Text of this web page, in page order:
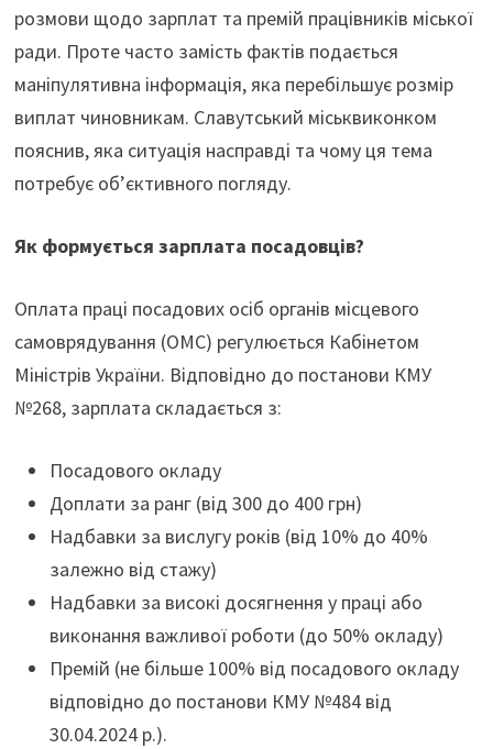
розмови щодо зарплат та премій працівників міської
ради. Проте часто замість фактів подається
маніпулятивна інформація, яка перебільшує розмір
виплат чиновникам. Славутський міськвиконком
пояснив, яка ситуація насправді та чому ця тема
потребує об’єктивного погляду.
Як формується зарплата посадовців?
Оплата праці посадових осіб органів місцевого
самоврядування (ОМС) регулюється Кабінетом
Міністрів України. Відповідно до постанови КМУ
№268, зарплата складається з:
Посадового окладу
Доплати за ранг (від 300 до 400 грн)
Надбавки за вислугу років (від 10% до 40%
залежно від стажу)
Надбавки за високі досягнення у праці або
виконання важливої роботи (до 50% окладу)
Премій (не більше 100% від посадового окладу
відповідно до постанови КМУ №484 від
30.04.2024 р.).